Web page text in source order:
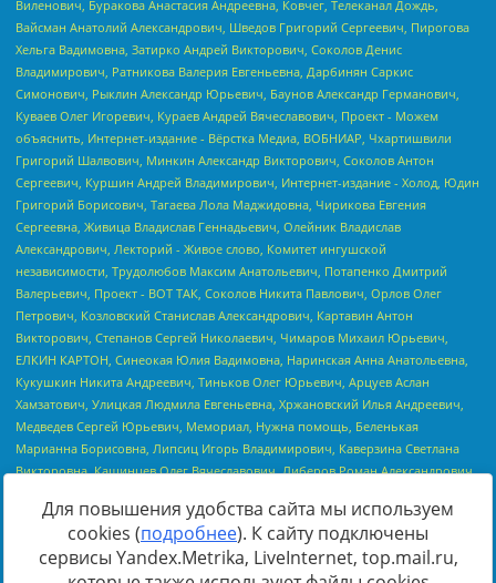
Источник:https://minjust.gov.ru/uploaded/files/reestr-
Для повышения удобства сайта мы используем
cookies (подробнее). К сайту подключены
сервисы Yandex.Metrika, LiveInternet, top.mail.ru,